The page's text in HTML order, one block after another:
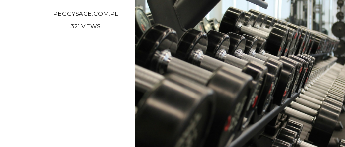
PEGGYSAGE.COM.PL
321 VIEWS